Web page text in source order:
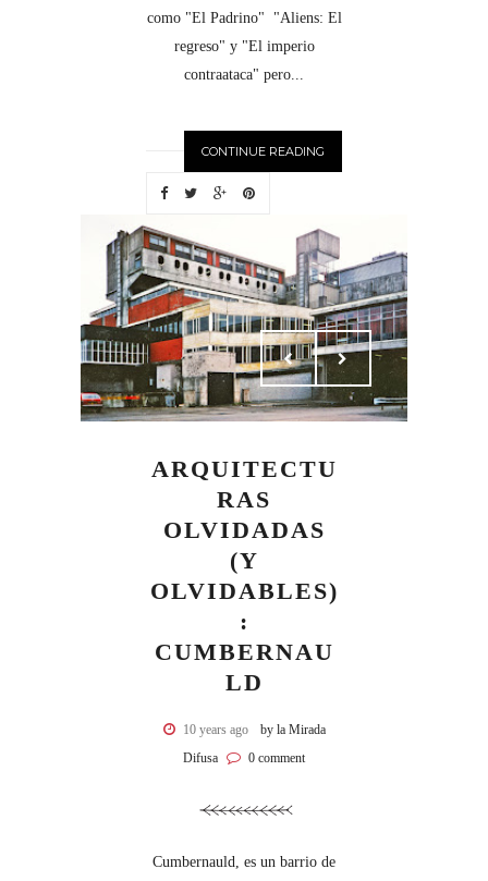
como "El Padrino" "Aliens: El
regreso" y "El imperio
contraataca" pero...
CONTINUE READING
ARQUITECTU
RAS
OLVIDADAS
(Y
OLVIDABLES)
:
CUMBERNAU
LD
10 years ago
by la Mirada
Difusa
0 comment
Cumbernauld, es un barrio de